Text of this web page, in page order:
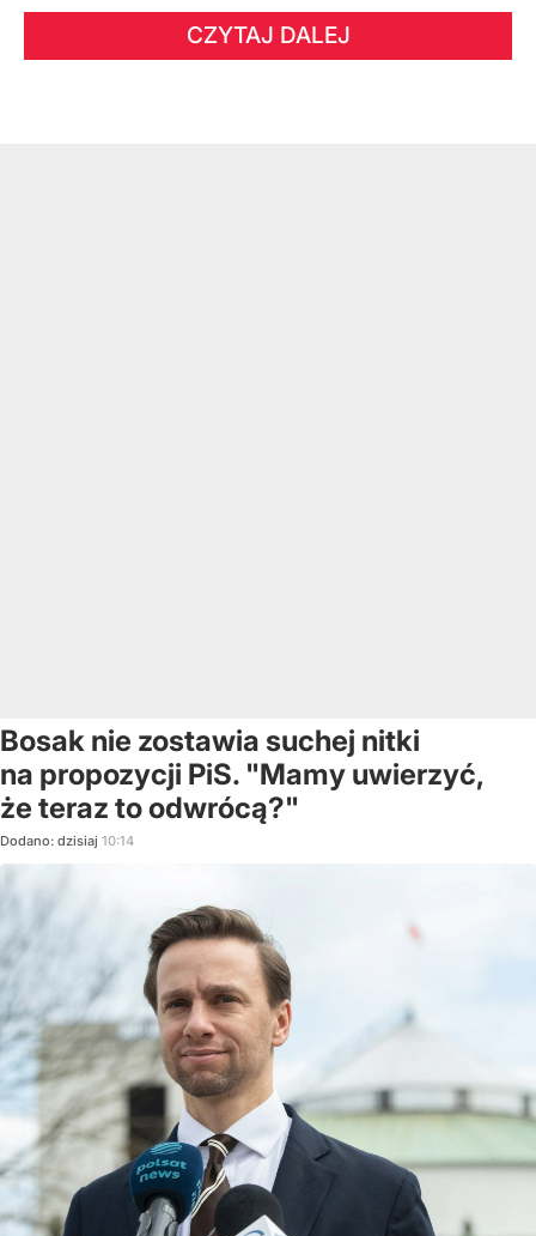
CZYTAJ DALEJ
Bosak nie zostawia suchej nitki
na propozycji PiS. "Mamy uwierzyć,
że teraz to odwrócą?"
Dodano: dzisiaj 10:14